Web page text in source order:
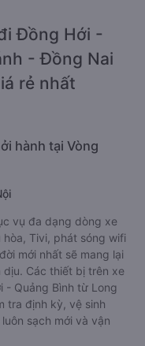
Đồng Hới -
- Đồng Nai
rẻ nhất
hành tại Vòng
vụ đa dạng dòng xe
Tivi, phát sóng wifi
mới nhất sẽ mang lại
dịu. Các thiết bị trên xe
- Quảng Bình từ Long
tra định kỳ, vệ sinh
sạch mới và vận